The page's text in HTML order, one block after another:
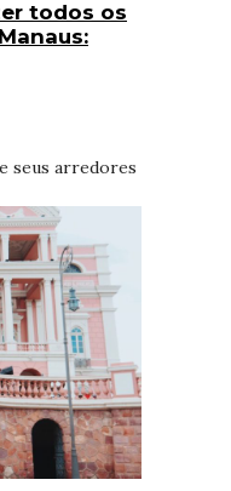
todos os
seus arredores